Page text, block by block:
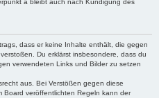
a bleibt auch nach Kündigung des
dass er keine Inhalte enthält, die gegen
Du erklärst insbesondere, dass du
verwendeten Links und Bilder zu setzen
aus. Bei Verstößen gegen diese
Board veröffentlichten Regeln kann der